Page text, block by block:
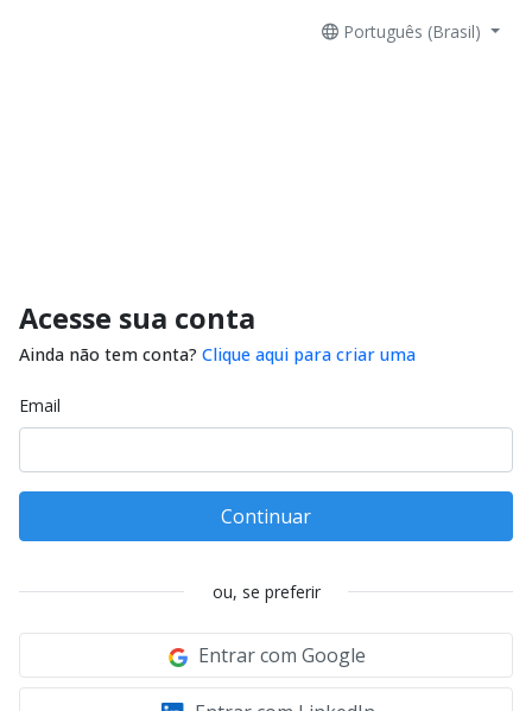
Português (Brasil)
Acesse sua conta
Ainda não tem conta? Clique aqui para criar uma
Email
Continuar
ou, se preferir
Entrar com Google